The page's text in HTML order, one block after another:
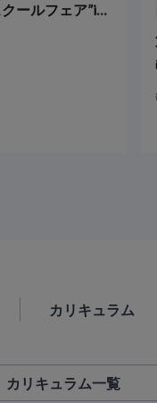
第2回ミロスアカデミー“スクールフェア”in大阪を開催しました。
カリキュラム
カリキュラム一覧